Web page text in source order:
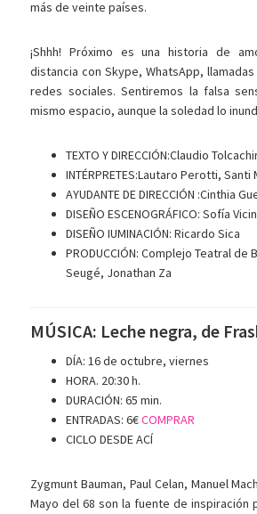
más de veinte países.
¡Shhh! Próximo es una historia de
distancia con Skype, WhatsApp,
redes sociales. Sentiremos la falsa
mismo espacio, aunque la soledad lo
TEXTO Y DIRECCIÓN:Claudio
INTÉRPRETES:Lautaro Perotti, Santi
AYUDANTE DE DIRECCIÓN :Cinthia
DISEÑO ESCENOGRÁFICO: Sofía
DISEÑO IUMINACIÓN: Ricardo Sica
PRODUCCIÓN: Complejo Teatral de
Seugé, Jonathan Za
MÚSICA: Leche negra, de
DÍA: 16 de octubre, viernes
HORA. 20:30 h.
DURACIÓN: 65 min.
ENTRADAS: 6€COMPRAR
CICLO DESDE ACÍ
Zygmunt Bauman, Paul Celan, Manuel
Mayo del 68 son la fuente de inspiración